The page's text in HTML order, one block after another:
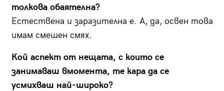
толкова обаятелна?
Естествена и заразителна е. А, да, освен това
имам смешен смях.
Кой аспект от нещата, с които се
занимаваш вмомента, те кара да се
усмихваш най-широко?